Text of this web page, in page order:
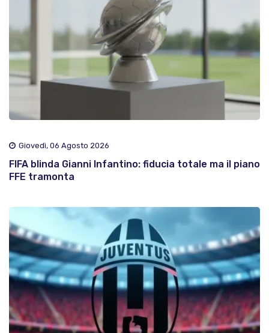
Giovedì, 06 Agosto 2026
FIFA blinda Gianni Infantino: fiducia totale ma il piano
FFE tramonta